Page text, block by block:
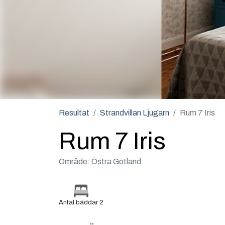
Resultat Strandvillan Ljugarn Rum 7 Iris
Rum 7 Iris
Område: Östra Gotland
Antal bäddar 2